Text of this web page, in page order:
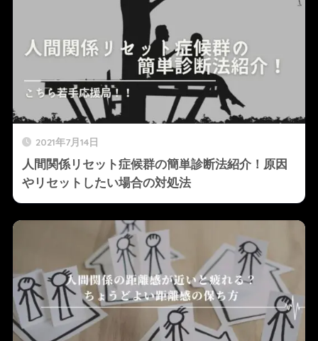
2021年7月14日
人間関係リセット症候群の簡単診断法紹介！原因
やリセットしたい場合の対処法